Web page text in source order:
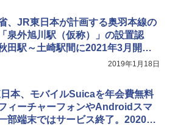
キア 2026～2027 地球の歩き方A ヨーロッ
2,277
(BC仕様) PATC-150B(EB)
9,990
げるだけ パッとサッとテント キューブワ
ド ブラックコーティング フルクローズ メ
シュ 4人用 簡単設置 ポップアップテント P
150B エクルベージュ
3,680
気窓付き】収納袋付き UVカット 防水 防災
ンパクト iimono117 (ブルー)
3,080
、JR東日本が計画する奥羽本線の
泉外旭川駅（仮称）」の設置認
田駅～土崎駅間に2021年3月開業
2019年1月18日
本、モバイルSuicaを年会費無料
ィーチャーフォンやAndroidスマ
部端末ではサービス終了。2020年